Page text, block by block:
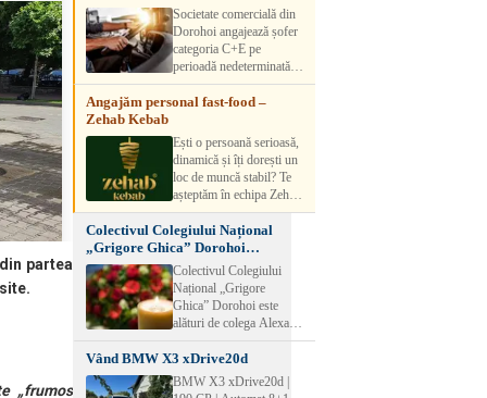
partea
„frumos
nedeterminatăSocietate comercială din
Dorohoi angajează șofer
categoria C+E pe
perioadă nedeterminată.
Candidatul trebuie să
aibă experiență și atestat
detalii, vă rog să sunați la
numărul de telefon.
Angajăm personal fast-food –
Zehab Kebab
Ești o persoană serioasă,
dinamică și îți dorești un
loc de muncă stabil? Te
așteptăm în echipa Zehab
Kebab! Posturi
disponibile: -
SHAORMAR AJUTOR
BUCATAR 2/posturi -
LUCRATOR
COMERCIAL
VANZATOR /2 posturi
muncă Program flexibil
Salariu motivant, în
funcție de experienț
Colectivul Colegiului Național
„Grigore Ghica” Dorohoi
transmite sincere condoleanțe
Colectivul Colegiului
Național „Grigore
Ghica” Dorohoi este
alături de colega Alexa
Lăcrămioara la trecerea în
neființă a soțului și
transmite sincere
condoleanțe familiei.
Vând BMW X3 xDrive20d
BMW X3 xDrive20d |